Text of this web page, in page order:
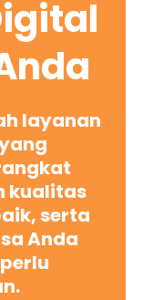
layanan
kualitas
serta
Anda